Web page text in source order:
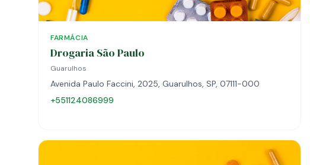
FARMÁCIA
Drogaria São Paulo
Guarulhos
Avenida Paulo Faccini, 2025, Guarulhos, SP, 07111-000
+551124086999